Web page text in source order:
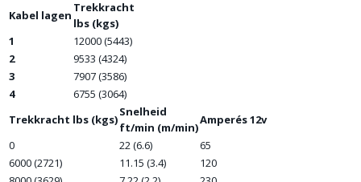
Kabel lagen
Trekkracht
lbs (kgs)
1
12000 (5443)
2
9533 (4324)
3
7907 (3586)
4
6755 (3064)
Trekkracht lbs (kgs)
Snelheid
ft/min (m/min)
Amperés 12v
0
22 (6.6)
65
6000 (2721)
11.15 (3.4)
120